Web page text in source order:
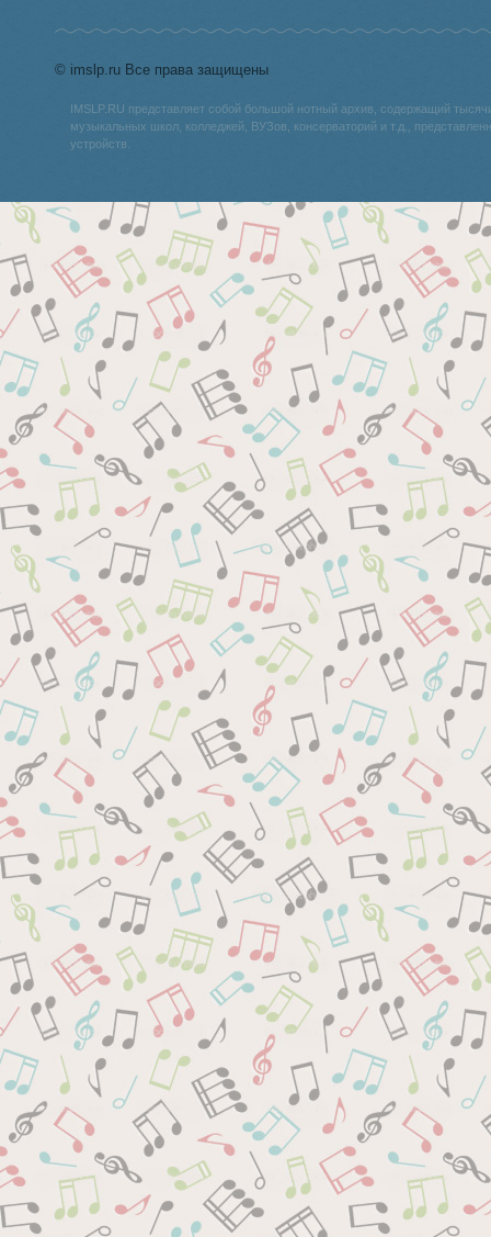
© imslp.ru Все права защищены
IMSLP.RU представляет собой большой нотный архив, содержащий
музыкальных школ, колледжей, ВУЗов, консерваторий и т.д.,
устройств.